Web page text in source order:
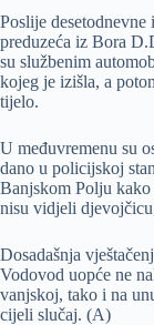
Poslije
preduzeća iz Bora
su službenim
kojeg je izišla, a
tijelo.
U međuvremenu su
dano u policijskoj
Banjskom Polju
nisu vidjeli
Dosadašnja
Vodovod uopće ne
vanjskoj, tako i na
cijeli slučaj. (A)